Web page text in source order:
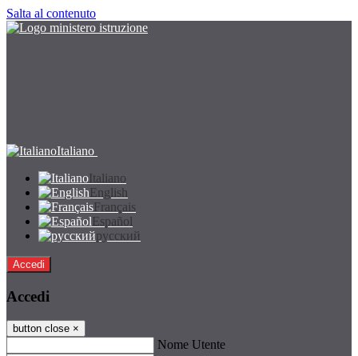
Salta al contenuto
Italiano
Italiano
English
Français
Español
русский
Accedi
Accedi
button close ×
Nome Utente